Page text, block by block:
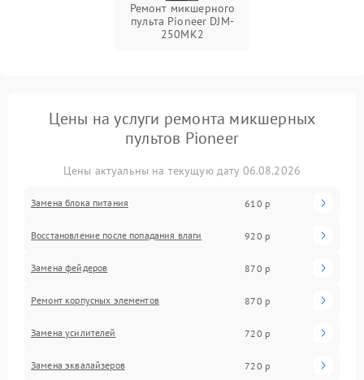
Ремонт микшерного
пульта Pioneer DJM-
250MK2
Цены на услуги ремонта микшерных
пультов Pioneer
Цены актуальны на текущую дату 06.08.2026
Замена блока питания 610 р
Восстановление после попадания влаги 920 р
Замена фейдеров 870 р
Ремонт корпусных элементов 870 р
Замена усилителей 720 р
Замена эквалайзеров 720 р